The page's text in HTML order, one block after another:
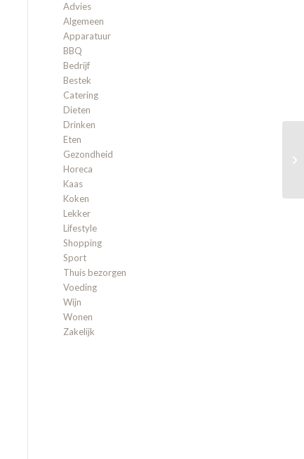
Advies
Algemeen
Apparatuur
BBQ
Bedrijf
Bestek
Catering
Dieten
Drinken
Eten
Gezondheid
Horeca
Kaas
Koken
Lekker
Lifestyle
Shopping
Sport
Thuis bezorgen
Voeding
Wijn
Wonen
Zakelijk